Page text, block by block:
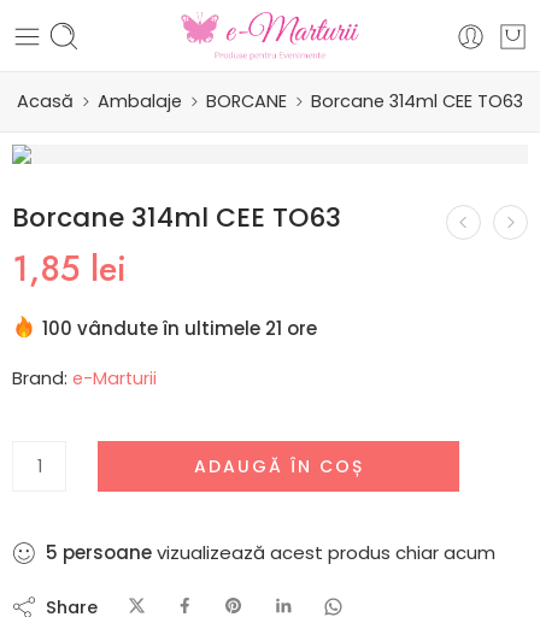
Acasă Ambalaje BORCANE Borcane 314ml CEE TO63
Borcane 314ml CEE TO63
1,85 lei
100 vândute în ultimele 21 ore
Brand: e-Marturii
ADAUGĂ ÎN COȘ
5 persoanevizualizează acest produs chiar acum
Share